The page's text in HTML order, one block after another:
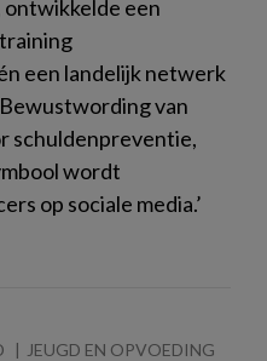
ontwikkelde een
een landelijk netwerk
van
schuldenpreventie,
wordt
op sociale media.’
JEUGD EN OPVOEDING